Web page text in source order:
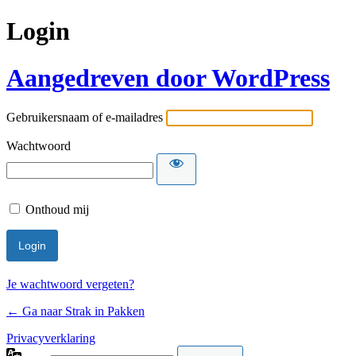
Login
Aangedreven door WordPress
Gebruikersnaam of e-mailadres
Wachtwoord
Onthoud mij
Je wachtwoord vergeten?
← Ga naar Strak in Pakken
Privacyverklaring